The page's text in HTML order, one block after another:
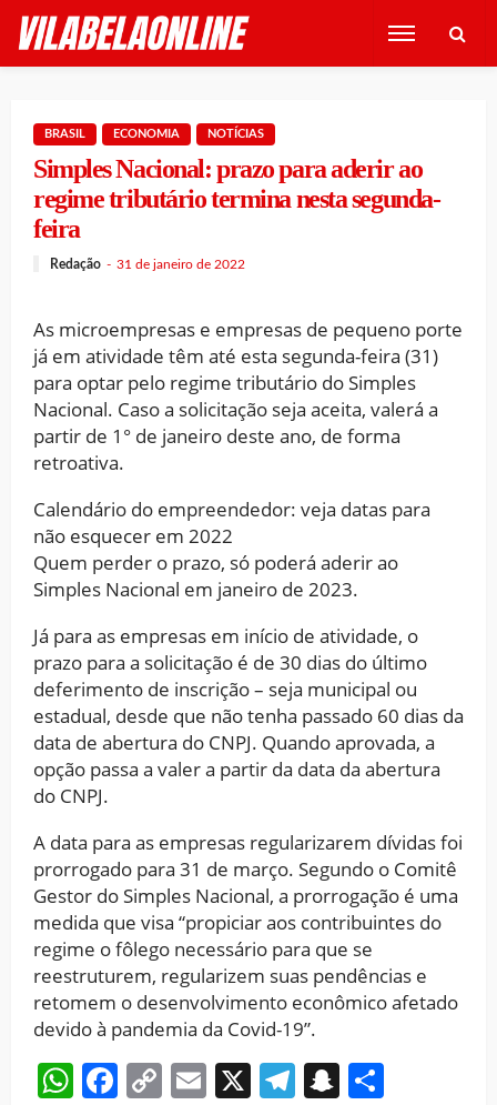
BRASIL ECONOMIA NOTÍCIAS
Simples Nacional: prazo para aderir ao
regime tributário termina nesta segunda-
feira
Redação 31 de janeiro de 2022
As microempresas e empresas de pequeno porte
já em atividade têm até esta segunda-feira (31)
para optar pelo regime tributário do Simples
Nacional. Caso a solicitação seja aceita, valerá a
partir de 1° de janeiro deste ano, de forma
retroativa.
Calendário do empreendedor: veja datas para
não esquecer em 2022
Quem perder o prazo, só poderá aderir ao
Simples Nacional em janeiro de 2023.
Já para as empresas em início de atividade, o
prazo para a solicitação é de 30 dias do último
deferimento de inscrição – seja municipal ou
estadual, desde que não tenha passado 60 dias da
data de abertura do CNPJ. Quando aprovada, a
opção passa a valer a partir da data da abertura
do CNPJ.
A data para as empresas regularizarem dívidas foi
prorrogado para 31 de março. Segundo o Comitê
Gestor do Simples Nacional, a prorrogação é uma
medida que visa “propiciar aos contribuintes do
regime o fôlego necessário para que se
reestruturem, regularizem suas pendências e
retomem o desenvolvimento econômico afetado
devido à pandemia da Covid-19”.
WhatsApp
Facebook
CopyEmail
X Telegram
Snapchat